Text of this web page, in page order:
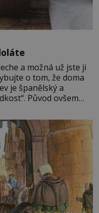
a možná už jste ji
o tom, že doma
je španělský a
Původ ovšem
zemí a k tomu